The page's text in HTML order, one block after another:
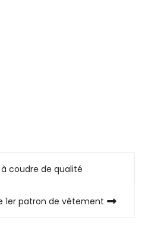
coudre de qualité
1er patron de vêtement